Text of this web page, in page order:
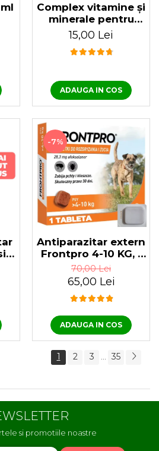
Complex vitamine și
minerale pentru
păsări Anka-vet Cal
Phos 100 ml
15,00 Lei
ADAUGA IN COS
-7%
Antiparazitar extern
Frontpro 4-10 KG, 1
tabletă
70,00 Lei
65,00 Lei
ADAUGA IN COS
1 2 3 35
si promotiile noastre